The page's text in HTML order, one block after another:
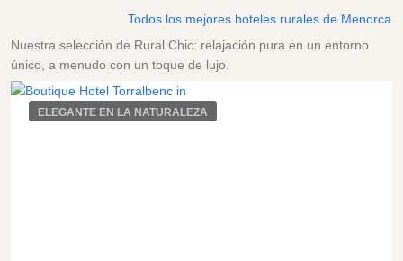
Todos los mejores hoteles rurales de Menorca
Nuestra selección de Rural Chic: relajación pura en un entorno
único, a menudo con un toque de lujo.
ELEGANTE EN LA NATURALEZA